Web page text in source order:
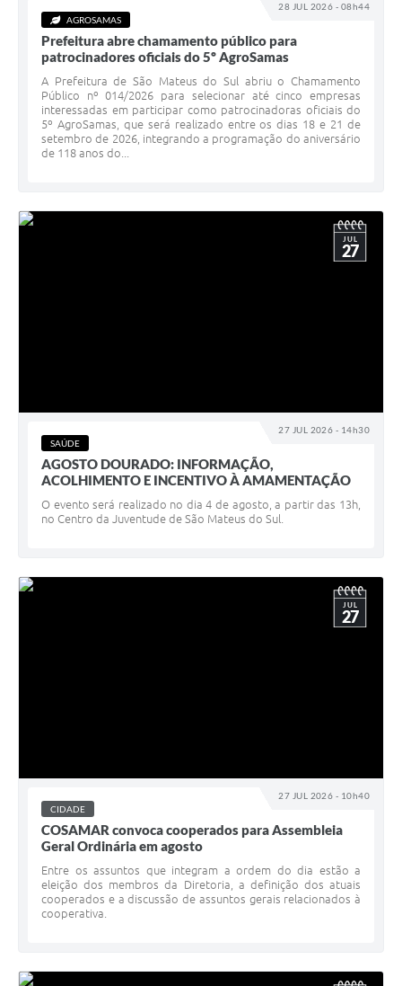
28 JUL 2026 - 08h44
AGROSAMAS
Prefeitura abre chamamento público para
patrocinadores oficiais do 5º AgroSamas
A Prefeitura de São Mateus do Sul abriu o Chamamento
Público nº 014/2026 para selecionar até cinco empresas
interessadas em participar como patrocinadoras oficiais do
5º AgroSamas, que será realizado entre os dias 18 e 21 de
setembro de 2026, integrando a programação do aniversário
de 118 anos do...
27 JUL 2026 - 14h30
JUL
27
SAÚDE
AGOSTO DOURADO: INFORMAÇÃO,
ACOLHIMENTO E INCENTIVO À AMAMENTAÇÃO
O evento será realizado no dia 4 de agosto, a partir das 13h,
no Centro da Juventude de São Mateus do Sul.
27 JUL 2026 - 10h40
JUL
27
CIDADE
COSAMAR convoca cooperados para Assembleia
Geral Ordinária em agosto
Entre os assuntos que integram a ordem do dia estão a
eleição dos membros da Diretoria, a definição dos atuais
cooperados e a discussão de assuntos gerais relacionados à
cooperativa.